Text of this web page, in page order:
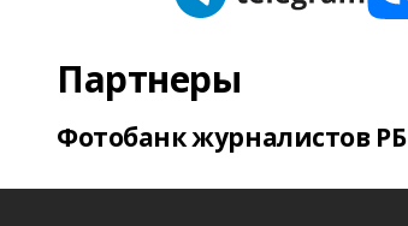
Партнеры
Фотобанк журналистов РБ